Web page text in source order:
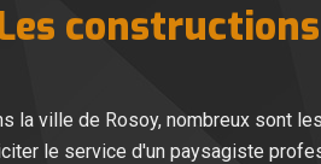
la ville de Rosoy, nombreux sont
le service d'un paysagiste